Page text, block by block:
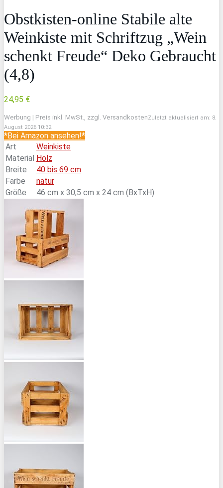
Obstkisten-online Stabile alte
Weinkiste mit Schriftzug „Wein
schenkt Freude“ Deko Gebraucht
(4,8)
24,95 €
Werbung | Preis inkl. MwSt., zzgl. VersandkostenZuletzt aktualisiert am: 8.
August 2026 10:32
*Bei Amazon ansehen!*
Art
Weinkiste
Material Holz
Breite
40 bis 69 cm
Farbe
natur
Größe
46 cm x 30,5 cm x 24 cm (BxTxH)